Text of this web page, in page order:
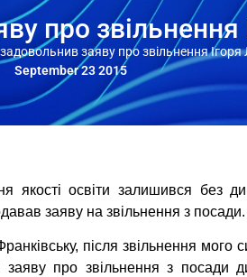
про звільнення
заяву про звільнення Ігоря
September 23 2015
якості освіти залишився без
заяву на звільнення з посади.
після звільнення
заяву про звільнення з